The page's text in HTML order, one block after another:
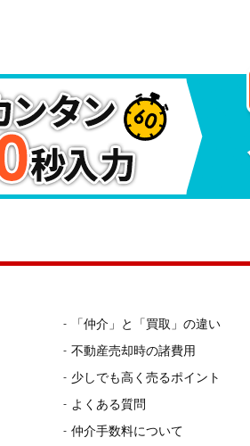
「仲介」と「買取」の違い
不動産売却時の諸費用
少しでも高く売るポイント
よくある質問
仲介手数料について